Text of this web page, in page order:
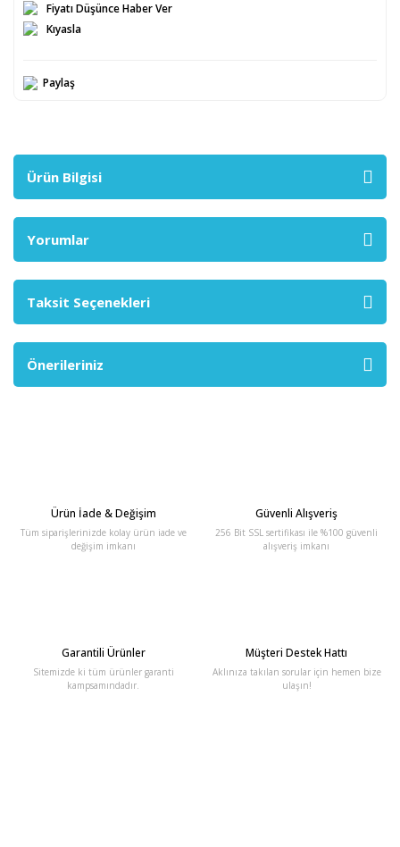
Fiyatı Düşünce Haber Ver
Kıyasla
Paylaş
Ürün Bilgisi
Yorumlar
Taksit Seçenekleri
Önerileriniz
Ürün İade & Değişim
Tüm siparişlerinizde kolay ürün iade ve
değişim imkanı
Güvenli Alışveriş
256 Bit SSL sertifikası ile %100 güvenli
alışveriş imkanı
Garantili Ürünler
Sitemizde ki tüm ürünler garanti
kampsamındadır.
Müşteri Destek Hattı
Aklınıza takılan sorular için hemen bize
ulaşın!